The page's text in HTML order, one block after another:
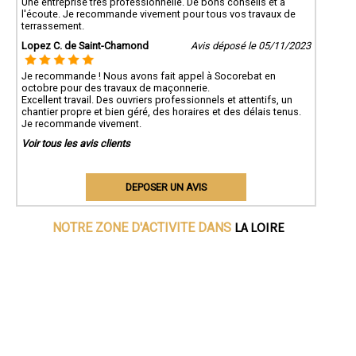
l'écoute. Je recommande vivement pour tous vos travaux de
terrassement.
Lopez C. de Saint-Chamond
Avis déposé le 05/11/2023
Je recommande ! Nous avons fait appel à Socorebat en
octobre pour des travaux de maçonnerie.
Excellent travail. Des ouvriers professionnels et attentifs, un
chantier propre et bien géré, des horaires et des délais tenus.
Je recommande vivement.
Voir tous les avis clients
DEPOSER UN AVIS
NOTRE ZONE D'ACTIVITE DANS LA LOIRE